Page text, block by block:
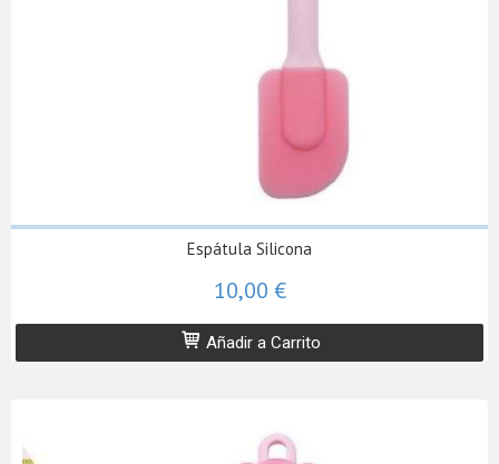
Espátula Silicona
10,00 €
Añadir a Carrito